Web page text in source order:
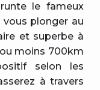
le fameux
vous plonger au
et superbe à
moins 700km
selon les
à travers